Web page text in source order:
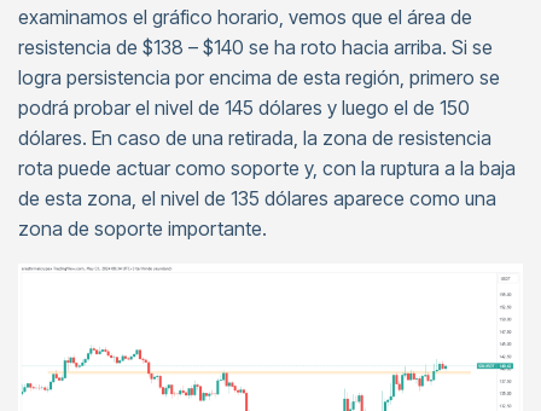
examinamos el gráfico horario, vemos que el área de
resistencia de $138 – $140 se ha roto hacia arriba. Si se
logra persistencia por encima de esta región, primero se
podrá probar el nivel de 145 dólares y luego el de 150
dólares. En caso de una retirada, la zona de resistencia
rota puede actuar como soporte y, con la ruptura a la baja
de esta zona, el nivel de 135 dólares aparece como una
zona de soporte importante.